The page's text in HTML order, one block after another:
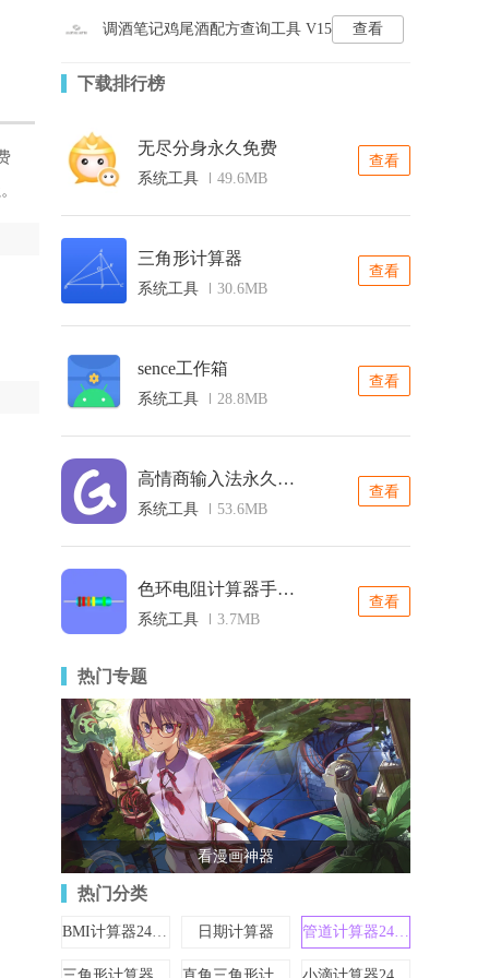
调酒笔记鸡尾酒配方查询工具 V15 查看
下载排行榜
无尽分身永久免费
系统工具 49.6MB
查看
三角形计算器
系统工具 30.6MB
查看
sence工作箱
系统工具 28.8MB
查看
高情商输入法永久免费版
系统工具 53.6MB
查看
色环电阻计算器手机版
系统工具 3.7MB
查看
热门专题
看漫画神器
热门分类
BMI计算器24528 日期计算器 管道计算器24613